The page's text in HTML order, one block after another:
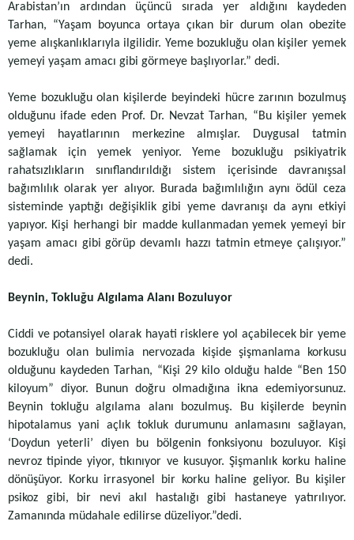
Arabistan’ın ardından üçüncü sırada yer aldığını kaydeden
Tarhan, “Yaşam boyunca ortaya çıkan bir durum olan obezite
yeme alışkanlıklarıyla ilgilidir. Yeme bozukluğu olan kişiler yemek
yemeyi yaşam amacı gibi görmeye başlıyorlar.” dedi.
Yeme bozukluğu olan kişilerde beyindeki hücre zarının bozulmuş
olduğunu ifade eden Prof. Dr. Nevzat Tarhan, “Bu kişiler yemek
yemeyi hayatlarının merkezine almışlar. Duygusal tatmin
sağlamak için yemek yeniyor. Yeme bozukluğu psikiyatrik
rahatsızlıkların sınıflandırıldığı sistem içerisinde davranışsal
bağımlılık olarak yer alıyor. Burada bağımlılığın aynı ödül ceza
sisteminde yaptığı değişiklik gibi yeme davranışı da aynı etkiyi
yapıyor. Kişi herhangi bir madde kullanmadan yemek yemeyi bir
yaşam amacı gibi görüp devamlı hazzı tatmin etmeye çalışıyor.”
dedi.
Beynin, Tokluğu Algılama Alanı Bozuluyor
Ciddi ve potansiyel olarak hayati risklere yol açabilecek bir yeme
bozukluğu olan bulimia nervozada kişide şişmanlama korkusu
olduğunu kaydeden Tarhan, “Kişi 29 kilo olduğu halde “Ben 150
kiloyum” diyor. Bunun doğru olmadığına ikna edemiyorsunuz.
Beynin tokluğu algılama alanı bozulmuş. Bu kişilerde beynin
hipotalamus yani açlık tokluk durumunu anlamasını sağlayan,
‘Doydun yeterli’ diyen bu bölgenin fonksiyonu bozuluyor. Kişi
nevroz tipinde yiyor, tıkınıyor ve kusuyor. Şişmanlık korku haline
dönüşüyor. Korku irrasyonel bir korku haline geliyor. Bu kişiler
psikoz gibi, bir nevi akıl hastalığı gibi hastaneye yatırılıyor.
Zamanında müdahale edilirse düzeliyor.”dedi.